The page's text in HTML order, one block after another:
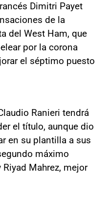
Dimitri Payet
de la
del West Ham, que
por la corona
el séptimo puesto
Ranieri tendrá
el título, aunque dio
en su plantilla a sus
máximo
Mahrez, mejor